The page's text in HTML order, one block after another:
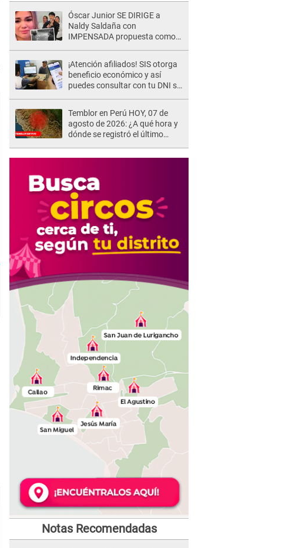
Óscar Junior SE DIRIGE a
Naldy Saldaña con
IMPENSADA propuesta como
¡Atención afiliados! SIS otorga
beneficio económico y así
puedes consultar con tu DNI si
Temblor en Perú HOY, 07 de
agosto de 2026: ¿A qué hora y
dónde se registró el último
Notas Recomendadas